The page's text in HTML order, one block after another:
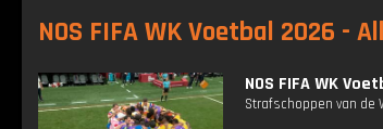
NOS FIFA WK Voetbal 2026 -
NOS FIFA WK
Strafschoppen van de